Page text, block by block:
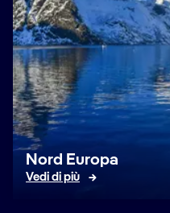
Nord Europa
Vedi di più